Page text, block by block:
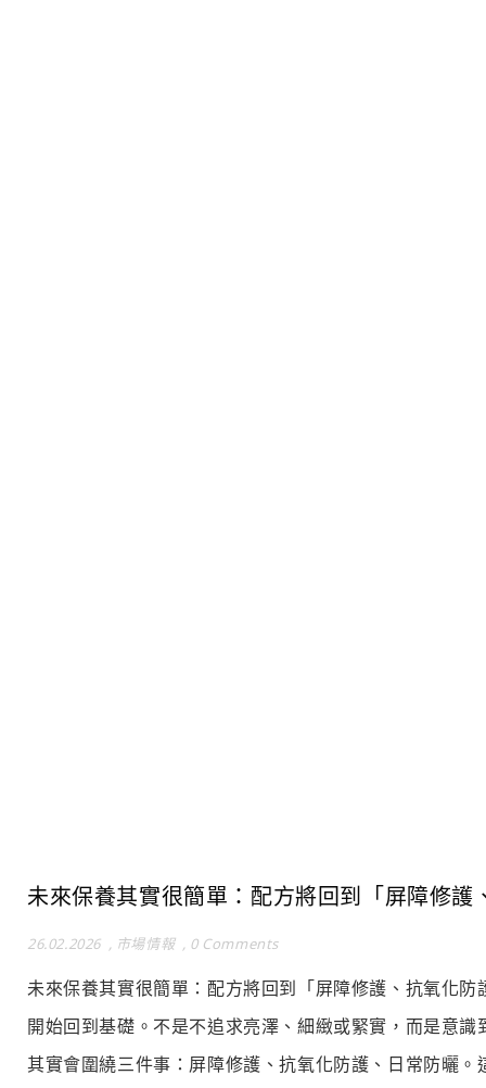
未來保養其實很簡單：配方將回到「屏障修
26.02.2026 , 市場情報 , 0 Comments
未來保養其實很簡單：配方將回到「屏障修護、抗氧化
開始回到基礎。不是不追求亮澤、細緻或緊實，而是意
其實會圍繞三件事：屏障修護、抗氧化防護、日常防曬